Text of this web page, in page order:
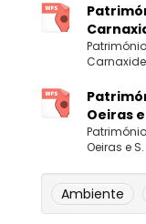
Oeiras e
Oeiras e
Ambiente